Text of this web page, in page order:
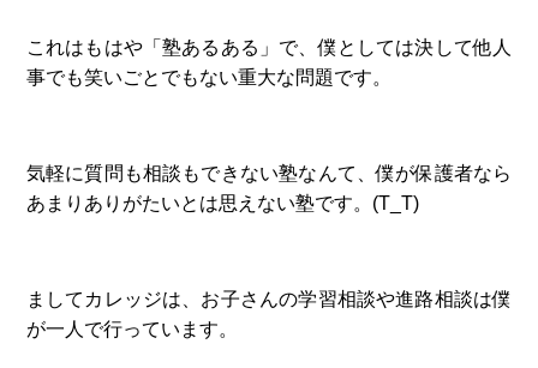
これはもはや「塾あるある」で、僕としては決して他人
事でも笑いごとでもない重大な問題です。
気軽に質問も相談もできない塾なんて、僕が保護者なら
あまりありがたいとは思えない塾です。(T_T)
ましてカレッジは、お子さんの学習相談や進路相談は僕
が一人で行っています。